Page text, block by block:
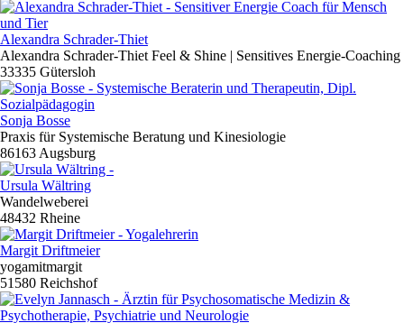
Alexandra Schrader-Thiet
Alexandra Schrader-Thiet Feel & Shine | Sensitives Energie-Coaching
33335 Gütersloh
Sonja Bosse
Praxis für Systemische Beratung und Kinesiologie
86163 Augsburg
Ursula Wältring
Wandelweberei
48432 Rheine
Margit Driftmeier
yogamitmargit
51580 Reichshof